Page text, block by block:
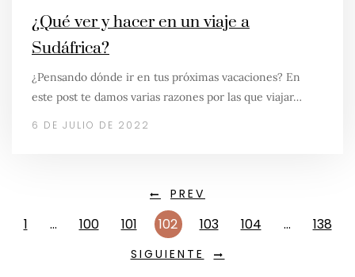
¿Qué ver y hacer en un viaje a
Sudáfrica?
¿Pensando dónde ir en tus próximas vacaciones? En
este post te damos varias razones por las que viajar…
6 DE JULIO DE 2022
PREV
1 … 100 101 102 103 104 … 138
SIGUIENTE